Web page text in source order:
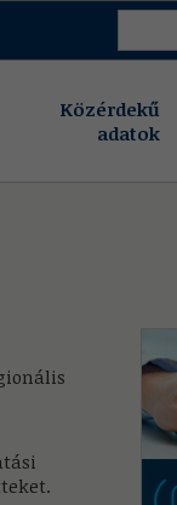
Közérdekű
adatok